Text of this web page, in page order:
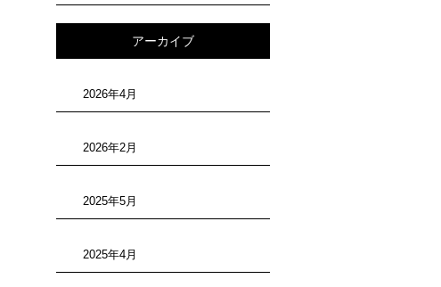
アーカイブ
2026年4月
2026年2月
2025年5月
2025年4月